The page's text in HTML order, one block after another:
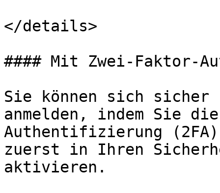
</details>
#### Mit Zwei-Faktor-
Sie können sich sicher
anmelden, indem Sie
Authentifizierung (2FA)
zuerst in Ihren
aktivieren.